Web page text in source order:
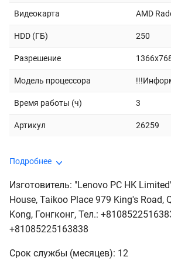
Видеокарта AMD
HDD (ГБ) 250
Разрешение
Модель процессора
Время работы (ч) 3
Артикул 26259
Подробнее
Изготовитель: "Lenovo PC HK
House, Taikoo Place 979 King's Road,
Kong, Гонгконг, Тел.:
+81085225163838
Срок службы (месяцев): 12